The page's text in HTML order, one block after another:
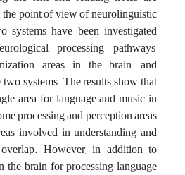
point of view of neurolinguistic
systems have been investigated
processing pathways,
areas in the brain, and
systems. The results show that
area for language and music in
processing and perception areas
involved in understanding and
However, in addition to
the brain for processing language